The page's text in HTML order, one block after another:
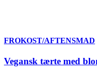
FROKOST/AFTENSMAD
Vegansk tærte med